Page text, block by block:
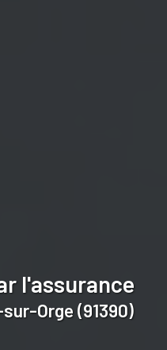
l'assurance
Orge (91390)